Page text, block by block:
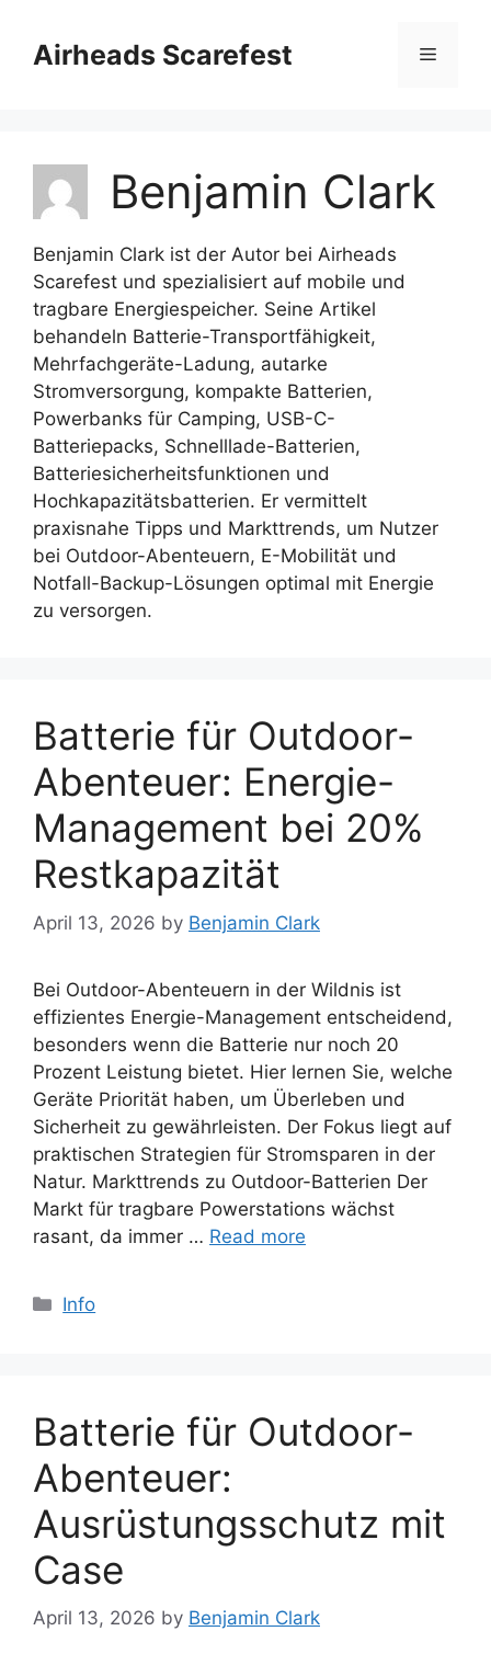
contentAirheads Scarefest Menu
Benjamin Clark
Benjamin Clark ist der Autor bei Airheads
Scarefest und spezialisiert auf mobile und
tragbare Energiespeicher. Seine Artikel
behandeln Batterie-Transportfähigkeit,
Mehrfachgeräte-Ladung, autarke
Stromversorgung, kompakte Batterien,
Powerbanks für Camping, USB-C-
Batteriepacks, Schnelllade-Batterien,
Batteriesicherheitsfunktionen und
Hochkapazitätsbatterien. Er vermittelt
praxisnahe Tipps und Markttrends, um Nutzer
bei Outdoor-Abenteuern, E-Mobilität und
Notfall-Backup-Lösungen optimal mit Energie
zu versorgen.
Batterie für Outdoor-
Abenteuer: Energie-
Management bei 20%
Restkapazität
April 13, 2026 by Benjamin Clark
Bei Outdoor-Abenteuern in der Wildnis ist
effizientes Energie-Management entscheidend,
besonders wenn die Batterie nur noch 20
Prozent Leistung bietet. Hier lernen Sie, welche
Geräte Priorität haben, um Überleben und
Sicherheit zu gewährleisten. Der Fokus liegt auf
praktischen Strategien für Stromsparen in der
Natur. Markttrends zu Outdoor-Batterien Der
Markt für tragbare Powerstations wächst
rasant, da immer … Read more
Categories
Info
Batterie für Outdoor-
Abenteuer:
Ausrüstungsschutz mit
Case
April 13, 2026 by Benjamin Clark